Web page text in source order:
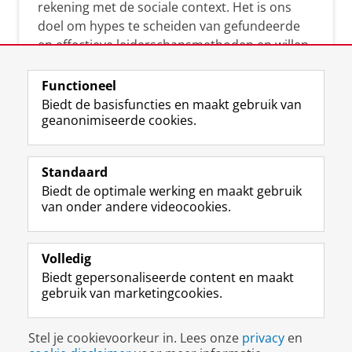
rekening met de sociale context. Het is ons
doel om hypes te scheiden van gefundeerde
en effectieve leiderschapsmethoden en willen
manier te reageren op economische en
maatschappelijke kwesties. Samen tillen wij
het leiderschap in uw organisatie naar een
i
d
Disclaimer & Copyright
Inloggen
Functioneel
Biedt de basisfuncties en maakt gebruik van
geanonimiseerde cookies.
Standaard
Biedt de optimale werking en maakt gebruik
van onder andere videocookies.
Volledig
Biedt gepersonaliseerde content en maakt
gebruik van marketingcookies.
Stel je cookievoorkeur in. Lees onze privacy en